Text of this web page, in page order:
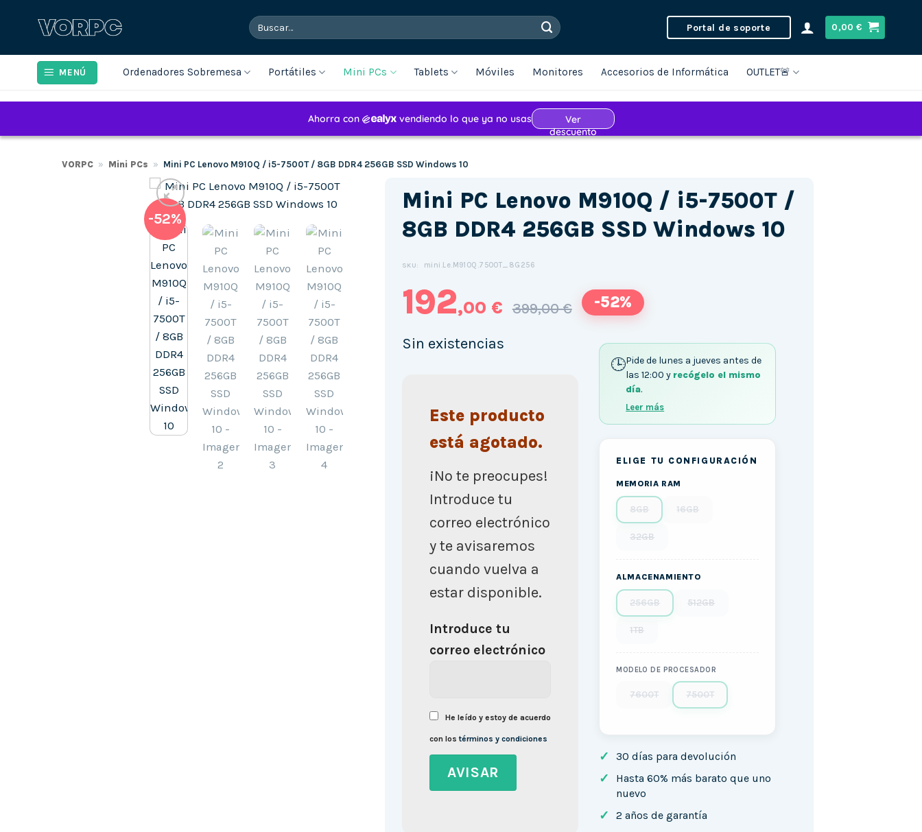
Buscar
por:
Portal de soporte 0,00€
MENÚ Ordenadores Sobremesa Portátiles Mini PCs Tablets Móviles Monitores Accesorios de Informática OUTLET🚨
VORPC » Mini PCs » Mini PC Lenovo M910Q / i5-7500T / 8GB DDR4 256GB SSD Windows 10
-52%
Mini PC Lenovo M910Q / i5-7500T /
8GB DDR4 256GB SSD Windows 10
SKU: mini.Le.M910Q.7500T_8G256
192,00 € 399,00 € -52%
Sin existencias
Este producto
está agotado.
¡No te preocupes!
Introduce tu
correo electrónico
y te avisaremos
cuando vuelva a
estar disponible.
Introduce tu
correo electrónico
He leído y estoy de acuerdo
con lostérminos y condiciones
Pide de lunes a jueves antes de
las 12:00 y recógelo el mismo
día.
Leer más
ELIGE TU CONFIGURACIÓN
MEMORIA RAM
8GB 16GB
32GB
ALMACENAMIENTO
256GB 512GB
1TB
MODELO DE PROCESADOR
7600T 7500T
✓ 30 días para devolución
✓
Hasta 60% más barato que uno
nuevo
✓ 2 años de garantía